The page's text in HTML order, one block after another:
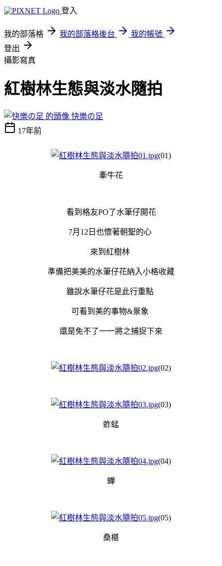
登入
我的部落格 我的部落格後台
我的帳號
登出
攝影寫真
紅樹林生態與淡水隨拍
快樂の足
17年前
(01)
牽牛花
看到格友PO了水筆仔開花
7月12日也懷著朝聖的心
來到紅樹林
準備把美美的水筆仔花納入小格收藏
雖說水筆仔花是此行重點
可看到美的事物&景象
還是免不了一一將之捕捉下來
(02)
(03)
蚱蜢
(04)
蟬
(05)
桑椹